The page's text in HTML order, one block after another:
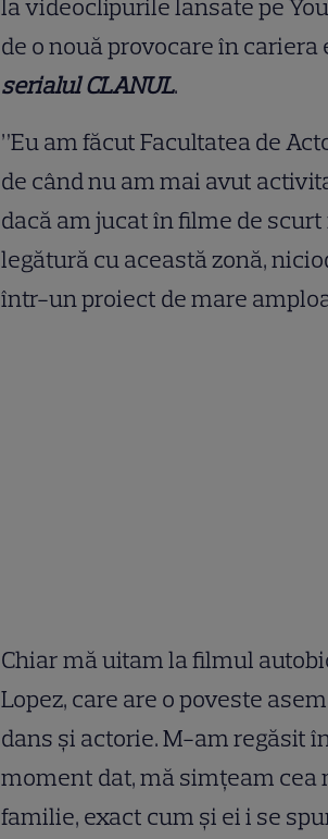
la videoclipurile lansate pe
de o nouă provocare în cariera
serialul CLANUL.
”Eu am făcut Facultatea de
de când nu am mai avut
dacă am jucat în filme de
legătură cu această zonă,
într-un proiect de mare
Chiar mă uitam la filmul
Lopez, care are o poveste
dans și actorie. M-am regăsit
moment dat, mă simțeam
familie, exact cum și ei i se